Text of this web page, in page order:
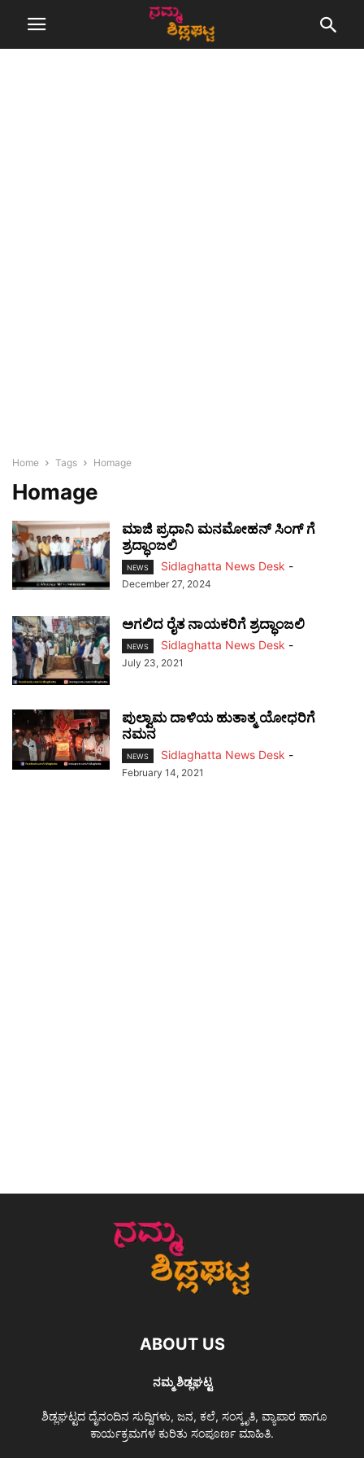
Home Tags Homage
Homage
ಮಾಜಿ ಪ್ರಧಾನಿ ಮನಮೋಹನ್ ಸಿಂಗ್ ಗೆ
ಶ್ರದ್ಧಾಂಜಲಿ
NEWS Sidlaghatta News Desk -
December 27, 2024
ಅಗಲಿದ ರೈತ ನಾಯಕರಿಗೆ ಶ್ರದ್ಧಾಂಜಲಿ
NEWS Sidlaghatta News Desk -
July 23, 2021
ಪುಲ್ವಾಮ ದಾಳಿಯ ಹುತಾತ್ಮ ಯೋಧರಿಗೆ
ನಮನ
NEWS Sidlaghatta News Desk -
February 14, 2021
ABOUT US
ನಮ್ಮ ಶಿಡ್ಲಘಟ್ಟ
ಶಿಡ್ಲಘಟ್ಟದ ದೈನಂದಿನ ಸುದ್ದಿಗಳು, ಜನ, ಕಲೆ, ಸಂಸ್ಕೃತಿ, ವ್ಯಾಪಾರ ಹಾಗೂ
ಕಾರ್ಯಕ್ರಮಗಳ ಕುರಿತು ಸಂಪೂರ್ಣ ಮಾಹಿತಿ.